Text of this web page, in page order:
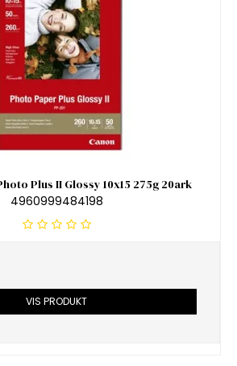
Plus II Glossy 10x15 275g 20ark
4960999484198
VIS PRODUKT